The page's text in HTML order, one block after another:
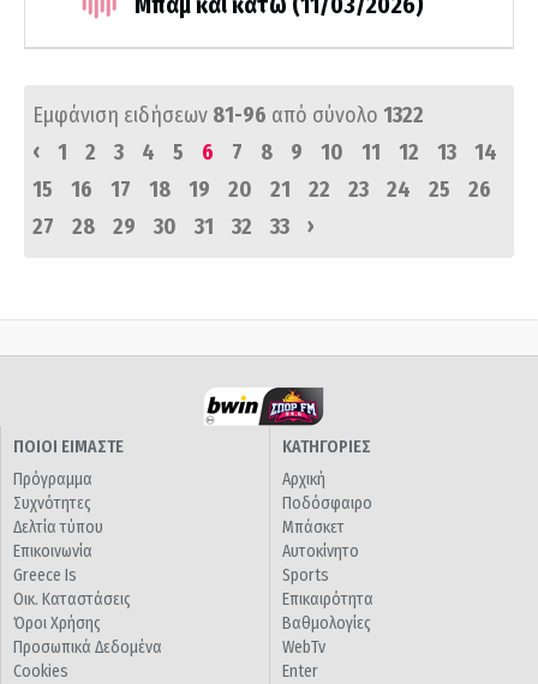
Εμφάνιση ειδήσεων 81-96 από σύνολο 1322
‹
1 2 3 4 5 6 7 8 9 10 11 12 13
14
15
16 17 18 19 20 21 22 23 24 25
26
27
28 29 30 31 32 33 ›
ΠΟΙΟΙ ΕΙΜΑΣΤΕ
Πρόγραμμα
Συχνότητες
Δελτία τύπου
Επικοινωνία
Greece Is
Οικ. Καταστάσεις
Όροι Χρήσης
Προσωπικά Δεδομένα
Cookies
ΚΑΤΗΓΟΡΙΕΣ
Αρχική
Ποδόσφαιρο
Μπάσκετ
Αυτοκίνητο
Sports
Επικαιρότητα
Βαθμολογίες
WebTv
Enter